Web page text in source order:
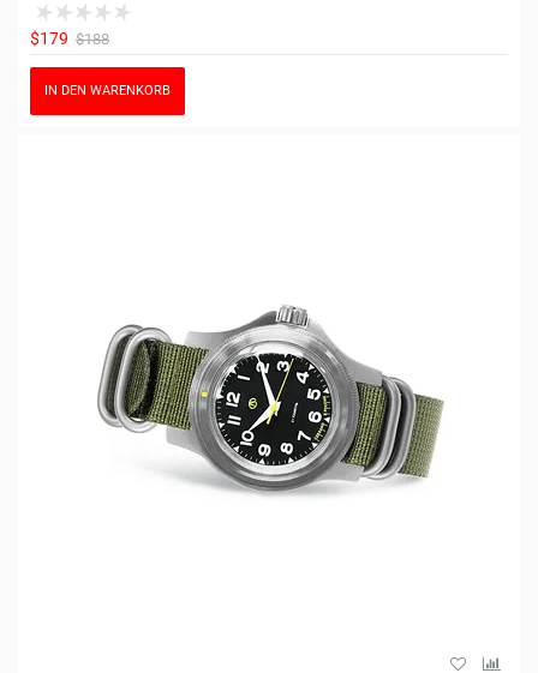
$179 $188
IN DEN WARENKORB